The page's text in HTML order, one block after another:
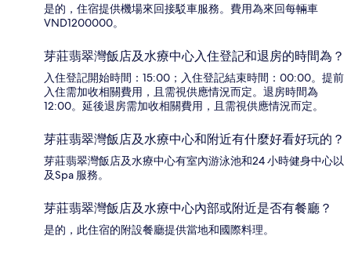
是的，住宿提供機場來回接駁車服務。費用為來回每輛車
VND1200000。
芽莊翡翠灣飯店及水療中心入住登記和退房的時間為？
入住登記開始時間：15:00；入住登記結束時間：00:00。提前
入住需加收相關費用，且需視供應情況而定。退房時間為
12:00。延後退房需加收相關費用，且需視供應情況而定。
芽莊翡翠灣飯店及水療中心和附近有什麼好看好玩的？
芽莊翡翠灣飯店及水療中心有室內游泳池和24 小時健身中心以
及Spa 服務。
芽莊翡翠灣飯店及水療中心內部或附近是否有餐廳？
是的，此住宿的附設餐廳提供當地和國際料理。